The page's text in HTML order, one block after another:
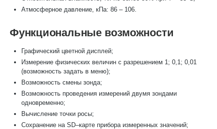
Атмосферное давление, кПа: 86 – 106.
Функциональные возможности
Графический цветной дисплей;
Измерение физических величин с разрешением 1; 0,1; 0,01
(возможность задать в меню);
Возможность смены зонда;
Возможность проведения измерений двумя зондами
одновременно;
Вычисление точки росы;
Сохранение на SD–карте прибора измеренных значений;